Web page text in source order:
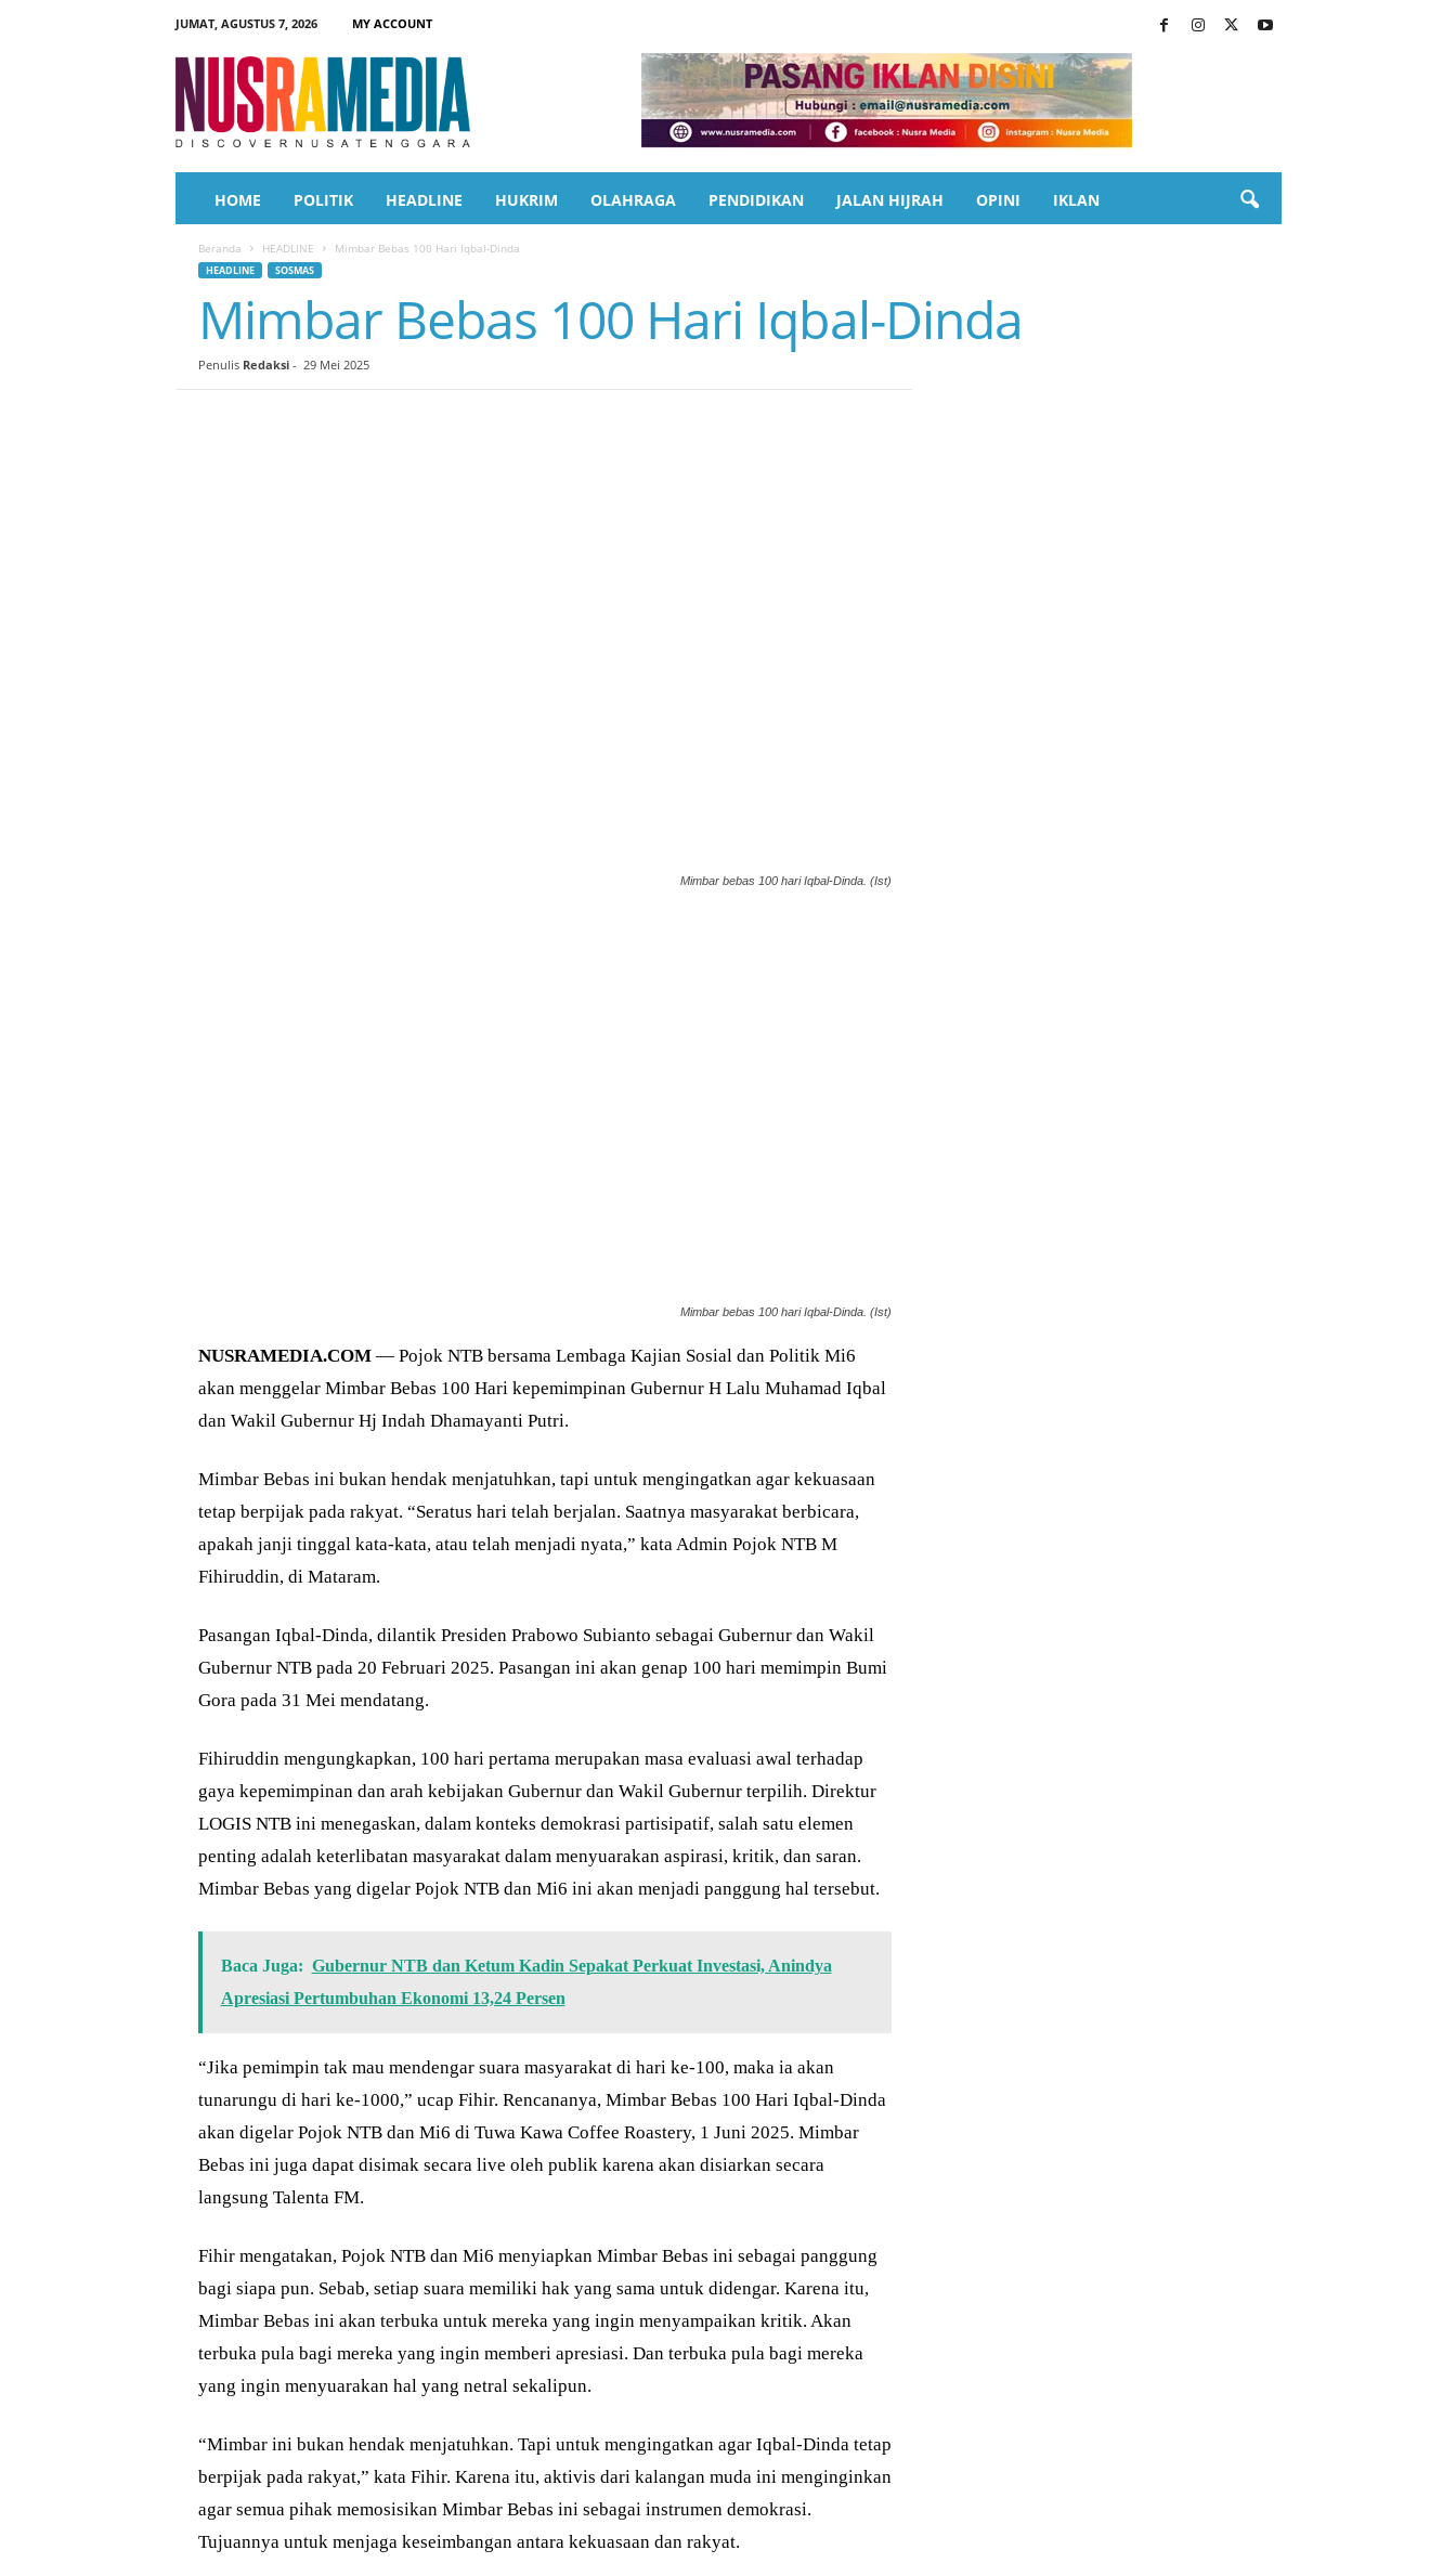
JUMAT, AGUSTUS 7, 2026
MY ACCOUNT
a
HOME POLITIK HEADLINE HUKRIM OLAHRAGA PENDIDIKAN JALAN HIJRAH OPINI IKLAN
Beranda HEADLINE Mimbar Bebas 100 Hari Iqbal-Dinda
HEADLINE SOSMAS
Mimbar Bebas 100 Hari Iqbal-Dinda
Penulis Redaksi- 29 Mei 2025
Mimbar bebas 100 hari Iqbal-Dinda. (Ist)
Mimbar bebas 100 hari Iqbal-Dinda. (Ist)
NUSRAMEDIA.COM— Pojok NTB bersama Lembaga Kajian Sosial dan Politik Mi6
akan menggelar Mimbar Bebas 100 Hari kepemimpinan Gubernur H Lalu Muhamad Iqbal
dan Wakil Gubernur Hj Indah Dhamayanti Putri.
Mimbar Bebas ini bukan hendak menjatuhkan, tapi untuk mengingatkan agar kekuasaan
tetap berpijak pada rakyat. “Seratus hari telah berjalan. Saatnya masyarakat berbicara,
apakah janji tinggal kata-kata, atau telah menjadi nyata,” kata Admin Pojok NTB M
Fihiruddin, di Mataram.
Pasangan Iqbal-Dinda, dilantik Presiden Prabowo Subianto sebagai Gubernur dan Wakil
Gubernur NTB pada 20 Februari 2025. Pasangan ini akan genap 100 hari memimpin Bumi
Gora pada 31 Mei mendatang.
Fihiruddin mengungkapkan, 100 hari pertama merupakan masa evaluasi awal terhadap
gaya kepemimpinan dan arah kebijakan Gubernur dan Wakil Gubernur terpilih. Direktur
LOGIS NTB ini menegaskan, dalam konteks demokrasi partisipatif, salah satu elemen
penting adalah keterlibatan masyarakat dalam menyuarakan aspirasi, kritik, dan saran.
Mimbar Bebas yang digelar Pojok NTB dan Mi6 ini akan menjadi panggung hal tersebut.
Baca Juga: Gubernur NTB dan Ketum Kadin Sepakat Perkuat Investasi, Anindya
Apresiasi Pertumbuhan Ekonomi 13,24 Persen
“Jika pemimpin tak mau mendengar suara masyarakat di hari ke-100, maka ia akan
tunarungu di hari ke-1000,” ucap Fihir. Rencananya, Mimbar Bebas 100 Hari Iqbal-Dinda
akan digelar Pojok NTB dan Mi6 di Tuwa Kawa Coffee Roastery, 1 Juni 2025. Mimbar
Bebas ini juga dapat disimak secara live oleh publik karena akan disiarkan secara
langsung Talenta FM.
Fihir mengatakan, Pojok NTB dan Mi6 menyiapkan Mimbar Bebas ini sebagai panggung
bagi siapa pun. Sebab, setiap suara memiliki hak yang sama untuk didengar. Karena itu,
Mimbar Bebas ini akan terbuka untuk mereka yang ingin menyampaikan kritik. Akan
terbuka pula bagi mereka yang ingin memberi apresiasi. Dan terbuka pula bagi mereka
yang ingin menyuarakan hal yang netral sekalipun.
“Mimbar ini bukan hendak menjatuhkan. Tapi untuk mengingatkan agar Iqbal-Dinda tetap
berpijak pada rakyat,” kata Fihir. Karena itu, aktivis dari kalangan muda ini menginginkan
agar semua pihak memosisikan Mimbar Bebas ini sebagai instrumen demokrasi.
Tujuannya untuk menjaga keseimbangan antara kekuasaan dan rakyat.